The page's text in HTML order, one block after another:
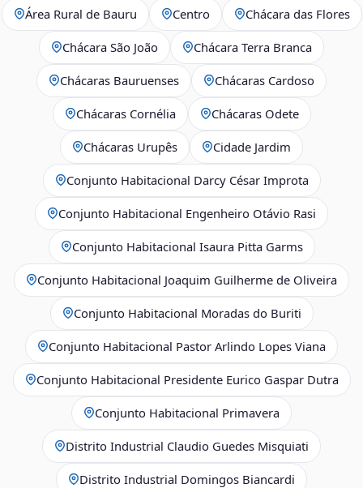
Área Rural de Bauru Centro Chácara das Flores
Chácara São João Chácara Terra Branca
Chácaras Bauruenses Chácaras Cardoso
Chácaras Cornélia Chácaras Odete
Chácaras Urupês Cidade Jardim
Conjunto Habitacional Darcy César Improta
Conjunto Habitacional Engenheiro Otávio Rasi
Conjunto Habitacional Isaura Pitta Garms
Conjunto Habitacional Joaquim Guilherme de Oliveira
Conjunto Habitacional Moradas do Buriti
Conjunto Habitacional Pastor Arlindo Lopes Viana
Conjunto Habitacional Presidente Eurico Gaspar Dutra
Conjunto Habitacional Primavera
Distrito Industrial Claudio Guedes Misquiati
Distrito Industrial Domingos Biancardi